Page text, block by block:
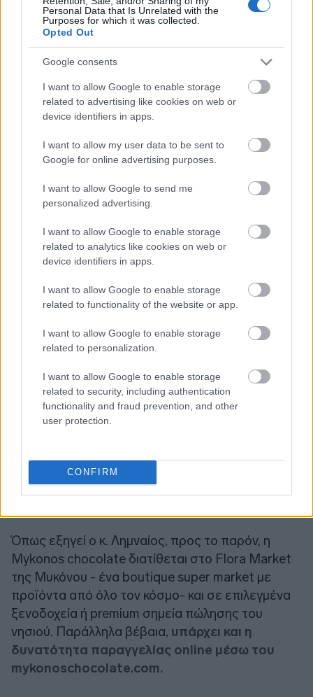
Personal Data that Is Unrelated with the
Purposes for which it was collected.
Opted Out
Google consents
I want to allow Google to enable storage
related to advertising like cookies on web or
device identifiers in apps.
I want to allow my user data to be sent to
Google for online advertising purposes.
I want to allow Google to send me
personalized advertising.
I want to allow Google to enable storage
related to analytics like cookies on web or
device identifiers in apps.
I want to allow Google to enable storage
related to functionality of the website or app.
I want to allow Google to enable storage
related to personalization.
I want to allow Google to enable storage
related to security, including authentication
functionality and fraud prevention, and other
user protection.
CONFIRM
Όσο για τα επόμενα σχετικά σχέδια
διάθεσης μέσω συνεργασιών, με την εταιρεία
να αναζητά ήδη συνεργάτες τόσο εντός όσο
Όπως εξηγεί ο κ. Λημναίος, προς το παρόν, η
Mykonos chocolate διατίθεται στο Flora Market
της Μυκόνου - ένα boutique super market με
προϊόντα από όλο τον κόσμο- και σε επιλεγμένα
ξενοδοχεία ή premium σημεία πώλησης του
νησιού. Παράλληλα βέβαια, υπάρχει και η
δυνατότητα παραγγελίας online μέσω του
mykonoschocolate.com.